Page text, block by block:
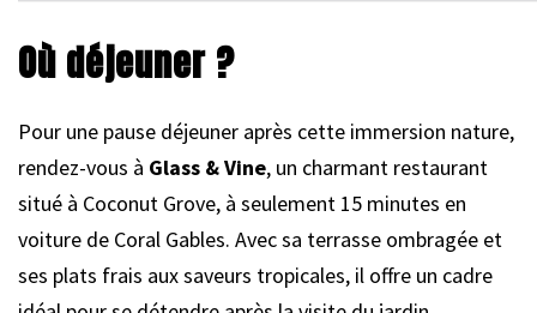
Où déjeuner ?
Pour une pause déjeuner après cette immersion nature,
rendez-vous à Glass & Vine, un charmant restaurant
situé à Coconut Grove, à seulement 15 minutes en
voiture de Coral Gables. Avec sa terrasse ombragée et
ses plats frais aux saveurs tropicales, il offre un cadre